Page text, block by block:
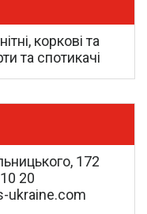
коркові та
та спотикачі
172
20
ukraine.com